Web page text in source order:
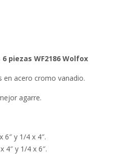
piezas WF2186 Wolfox
en acero cromo vanadio.
agarre.
6″ y 1/4 x 4″.
4″ y 1/4 x 6″.